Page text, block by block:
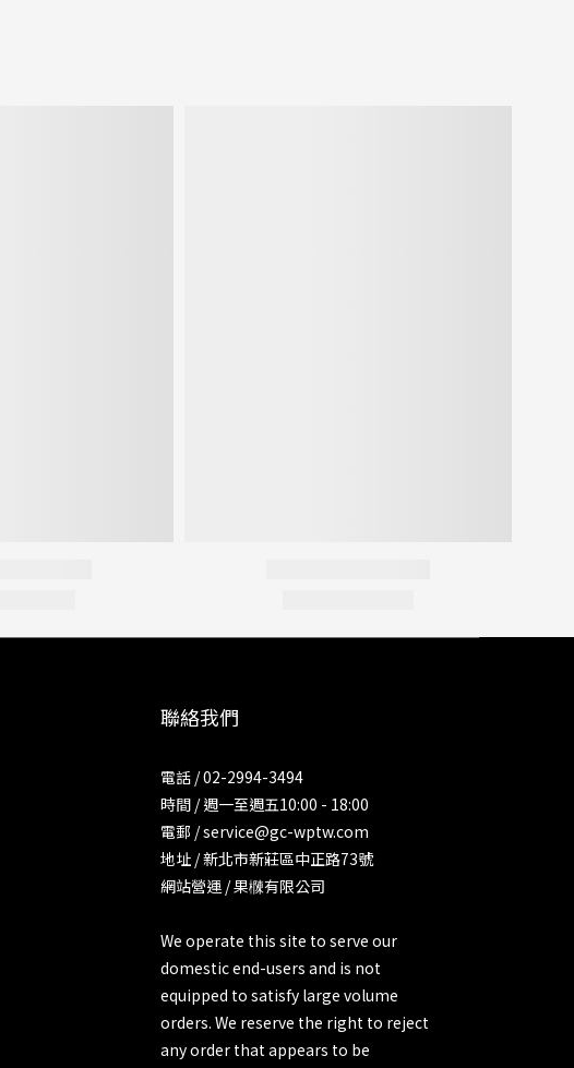
聯絡我們
電話 / 02-2994-3494
時間 / 週一至週五10:00 - 18:00
電郵 / service@gc-wptw.com
地址 / 新北市新莊區中正路73號
網站營運 / 果樄有限公司
We operate this site to serve our
domestic end-users and is not
equipped to satisfy large volume
orders. We reserve the right to reject
any order that appears to be